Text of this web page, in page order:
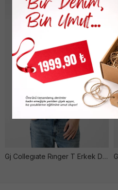
Gj Collegıate Rınger T Erkek Darıng Ocean Ti̇şört